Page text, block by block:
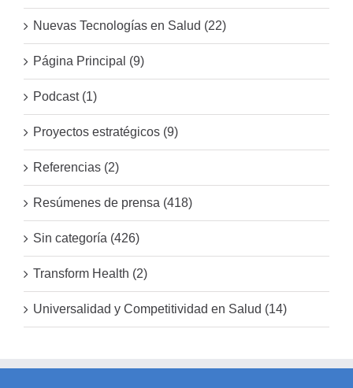
Nuevas Tecnologías en Salud (22)
Página Principal (9)
Podcast (1)
Proyectos estratégicos (9)
Referencias (2)
Resúmenes de prensa (418)
Sin categoría (426)
Transform Health (2)
Universalidad y Competitividad en Salud (14)